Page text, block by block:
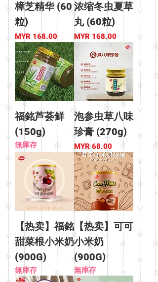
樟芝精华 (60
粒)
價格
MYR 168.00
浓缩冬虫夏草
丸 (60粒)
價格
MYR 168.00
福銘芦荟鲜
(150g)
無庫存
泡参虫草八味
珍膏 (270g)
價格
MYR 68.00
【热卖】福銘
甜菜根小米奶
(900G)
無庫存
【热卖】可可
小米奶
(900G)
無庫存